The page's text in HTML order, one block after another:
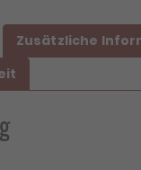
Zusätzliche